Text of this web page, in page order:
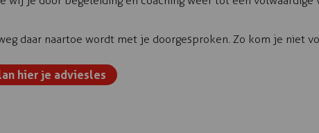
daar naartoe wordt met je doorgesproken. Zo kom je niet
hier je adviesles